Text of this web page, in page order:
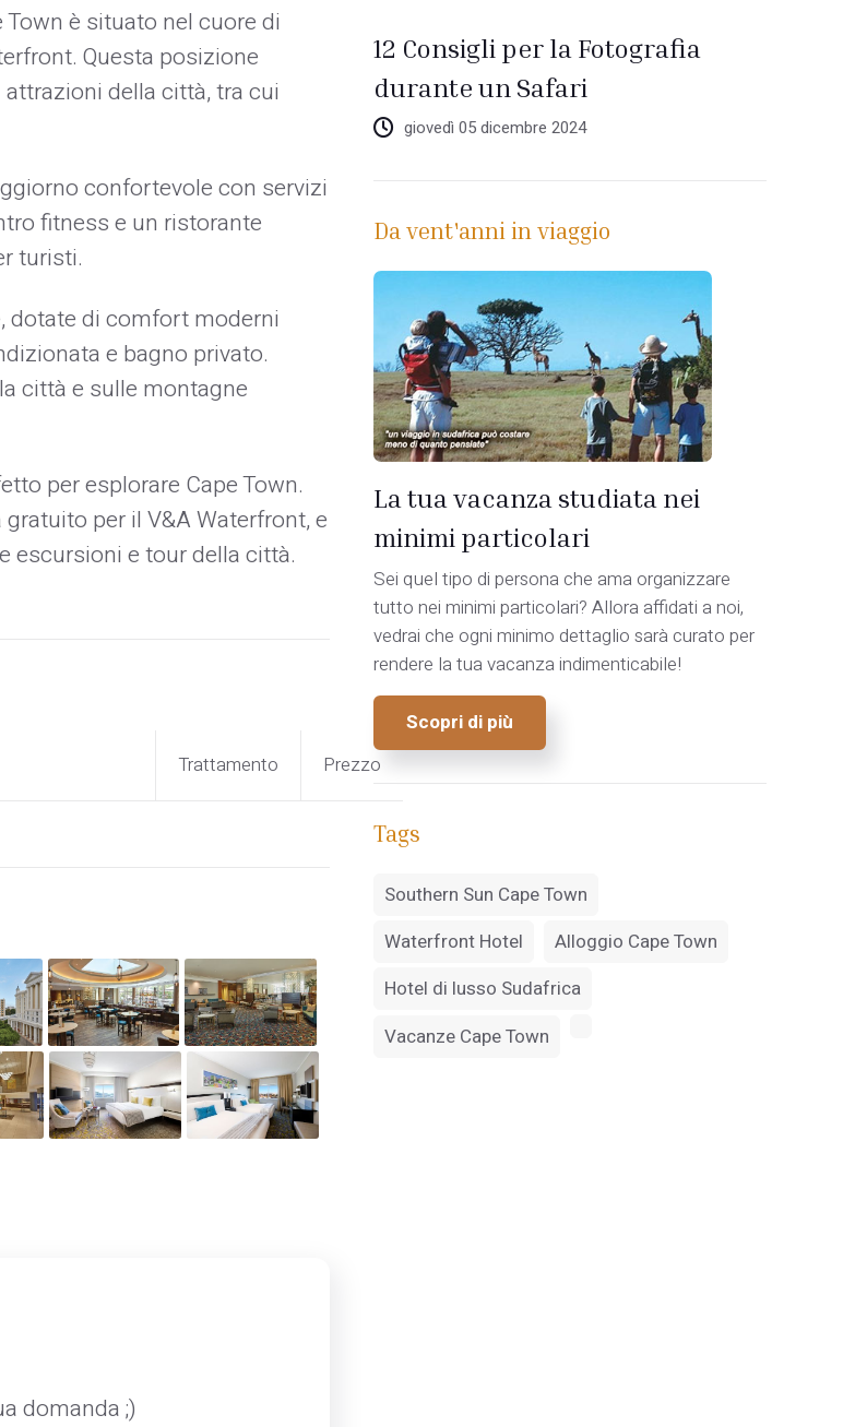
è situato nel cuore di
Questa posizione
della città, tra cui
confortevole con servizi
fitness e un ristorante
turisti.
dotate di comfort moderni
e bagno privato.
città e sulle montagne
per esplorare Cape Town.
per il V&A Waterfront, e
escursioni e tour della città.
Trattamento Prezzo
domanda ;)
12 Consigli per la Fotografia
durante un Safari
giovedì 05 dicembre 2024
Da vent'anni in viaggio
La tua vacanza studiata nei
minimi particolari
Sei quel tipo di persona che ama organizzare
tutto nei minimi particolari? Allora affidati a noi,
vedrai che ogni minimo dettaglio sarà curato per
rendere la tua vacanza indimenticabile!
Scopri di più
Tags
Southern Sun Cape Town
Waterfront Hotel
Alloggio Cape Town
Hotel di lusso Sudafrica
Vacanze Cape Town